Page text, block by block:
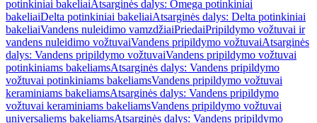
potinkiniai bakeliaiAtsarginės dalys: Omega potinkiniai
bakeliaiDelta potinkiniai bakeliaiAtsarginės dalys: Delta potinkiniai
bakeliaiVandens nuleidimo vamzdžiaiPriedaiPripildymo vožtuvai ir
vandens nuleidimo vožtuvaiVandens pripildymo vožtuvaiAtsarginės
dalys: Vandens pripildymo vožtuvaiVandens pripildymo vožtuvai
potinkiniams bakeliamsAtsarginės dalys: Vandens pripildymo
vožtuvai potinkiniams bakeliamsVandens pripildymo vožtuvai
keraminiams bakeliamsAtsarginės dalys: Vandens pripildymo
vožtuvai keraminiams bakeliamsVandens pripildymo vožtuvai
universaliems bakeliamsAtsarginės dalys: Vandens pripildymo